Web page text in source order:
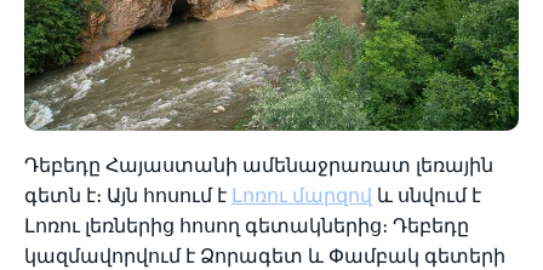
Դեբեդը Հայաստանի ամենաջրառատ լեռային
գետն է։ Այն հոսում է Լոռու մարզով և սնվում է
Լոռու լեռներից հոսող գետակներից։ Դեբեդը
կազմավորվում է Ձորագետ և Փամբակ գետերի